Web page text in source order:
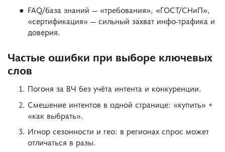
FAQ/база знаний — «требования», «ГОСТ/СНиП»,
«сертификация» — сильный захват инфо-трафика и
доверия.
Частые ошибки при выборе ключевых
слов
Погоня за ВЧ без учёта интента и конкуренции.
Смешение интентов в одной странице: «купить» +
«как выбрать».
Игнор сезонности и гео: в регионах спрос может
отличаться в разы.